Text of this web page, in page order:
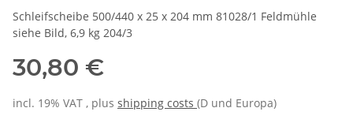
Schleifscheibe 500/440 x 25 x 204 mm 81028/1 Feldmühle
siehe Bild, 6,9 kg 204/3
30,80 €
incl. 19% VAT , plus shipping costs (D und Europa)